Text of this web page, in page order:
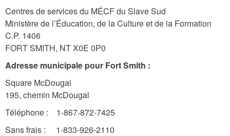
Centres de services du MÉCF du Slave Sud
Ministère de l’Éducation, de la Culture et de la Formation
C.P. 1406
FORT SMITH, NT X0E 0P0
Adresse municipale pour Fort Smith :
Square McDougal
195, chemin McDougal
Téléphone : 1-867-872-7425
Sans frais : 1-833-926-2110